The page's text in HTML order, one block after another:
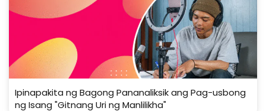
Ipinapakita ng Bagong Pananaliksik ang Pag-usbong
ng Isang "Gitnang Uri ng Manlilikha"